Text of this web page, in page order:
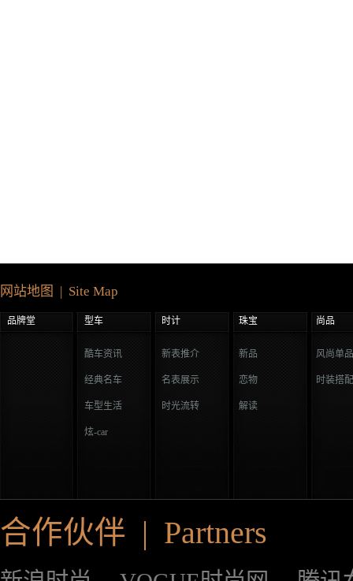
网站地图 | Site Map
品牌堂 型车 时计 珠宝 尚品
酷车资讯
经典名车
车型生活
炫-car
新表推介
名表展示
时光流转
新品
恋物
解读
风尚单品
时装搭配
合作伙伴 | Partners